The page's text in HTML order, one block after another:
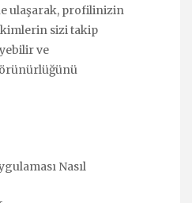
ulaşarak, profilinizin
sizi takip
ve
Nasıl